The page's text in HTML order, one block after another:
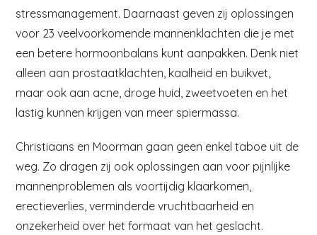
stressmanagement. Daarnaast geven zij oplossingen
voor 23 veelvoorkomende mannenklachten die je met
een betere hormoonbalans kunt aanpakken. Denk niet
alleen aan prostaatklachten, kaalheid en buikvet,
maar ook aan acne, droge huid, zweetvoeten en het
lastig kunnen krijgen van meer spiermassa.
Christiaans en Moorman gaan geen enkel taboe uit de
weg. Zo dragen zij ook oplossingen aan voor pijnlijke
mannenproblemen als voortijdig klaarkomen,
erectieverlies, verminderde vruchtbaarheid en
onzekerheid over het formaat van het geslacht.